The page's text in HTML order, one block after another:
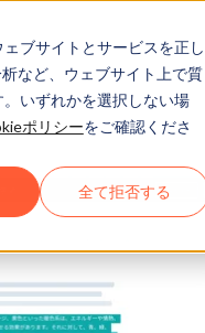
ブサイトとサービスを正し
など、ウェブサイト上で質
いずれかを選択しない場
ポリシーをご確認くださ
全て拒否する